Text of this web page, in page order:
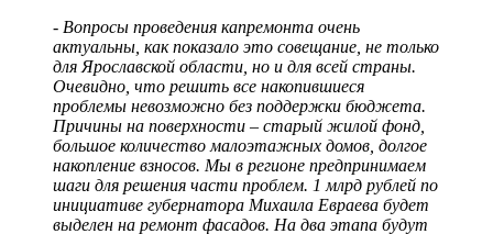
- Вопросы проведения капремонта очень
актуальны, как показало это совещание, не только
для Ярославской области, но и для всей страны.
Очевидно, что решить все накопившиеся
проблемы невозможно без поддержки бюджета.
Причины на поверхности – старый жилой фонд,
большое количество малоэтажных домов, долгое
накопление взносов. Мы в регионе предпринимаем
шаги для решения части проблем. 1 млрд рублей по
инициативе губернатора Михаила Евраева будет
выделен на ремонт фасадов. На два этапа будут